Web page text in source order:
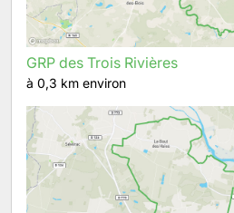
GRP des Trois Rivières
à 0,3 km environ